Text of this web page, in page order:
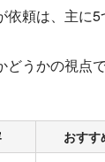
依頼は、主に
どうかの視点
おすす